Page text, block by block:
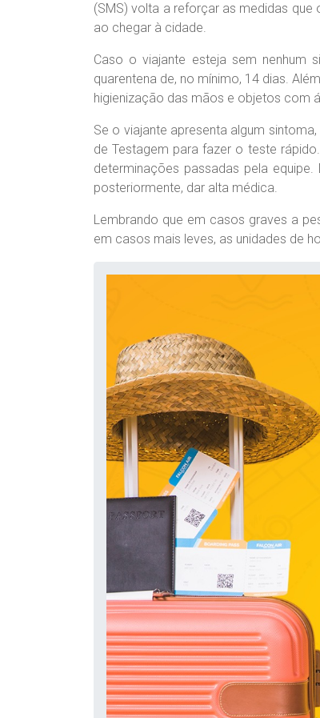
(SMS) volta a reforçar as medidas
ao chegar à cidade.
Caso o viajante esteja sem nenhum
quarentena de, no mínimo, 14 dias.
higienização das mãos e objetos com
Se o viajante apresenta algum
de Testagem para fazer o teste
determinações passadas pela
posteriormente, dar alta médica.
Lembrando que em casos graves a
em casos mais leves, as unidades de